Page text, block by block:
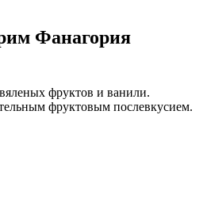
Фанагория
фруктов и ванили.
фруктовым послевкусием.